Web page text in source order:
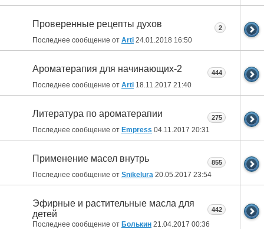
Проверенные рецепты духов
Последнее сообщение от Arti 24.01.2018 16:50
2
Ароматерапия для начинающих-2
Последнее сообщение от Arti 18.11.2017 21:40
444
Литература по ароматерапии
Последнее сообщение от Empress 04.11.2017 20:31
275
Применение масел внутрь
Последнее сообщение от Snikelura 20.05.2017 23:54
855
Эфирные и растительные масла для
детей
Последнее сообщение от Болькин 21.04.2017 00:36
442